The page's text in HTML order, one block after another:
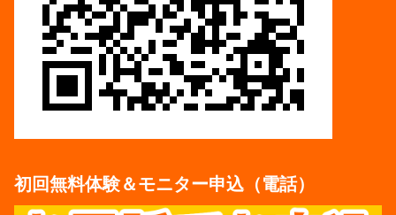
初回無料体験＆モニター申込（電話）